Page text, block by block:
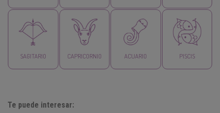
SAGITARIO CAPRICORNIO ACUARIO PISCIS
Te puede interesar: